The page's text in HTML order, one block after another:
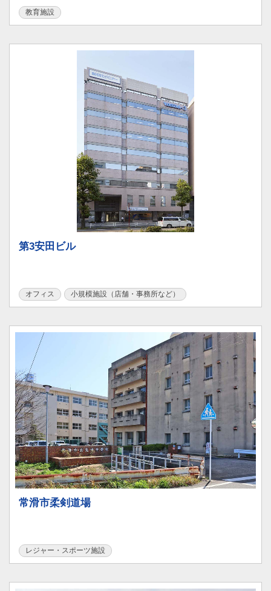
教育施設
第3安田ビル
オフィス 小規模施設（店舗・事務所など）
常滑市柔剣道場
レジャー・スポーツ施設